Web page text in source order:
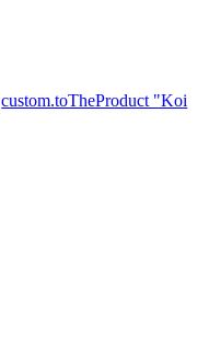
custom.toTheProduct "Koi